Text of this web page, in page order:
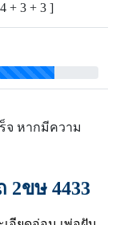
+ 3 + 3 ]
จ หากมีความ
2ขษ 4433